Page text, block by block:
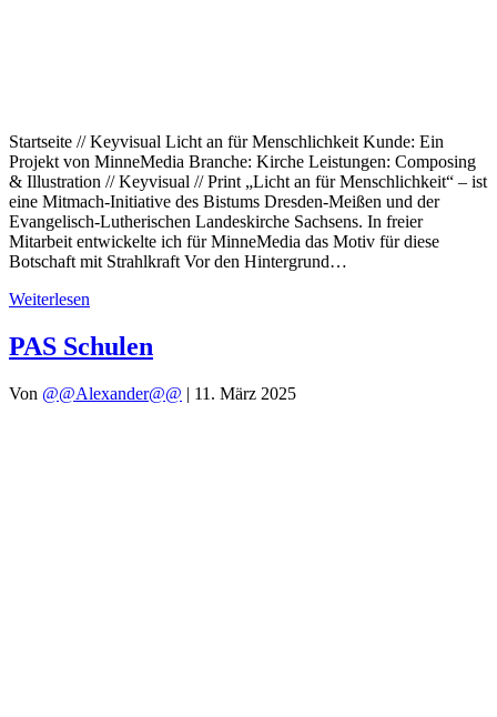
Startseite // Keyvisual Licht an für Menschlichkeit Kunde: Ein
Projekt von MinneMedia Branche: Kirche Leistungen: Composing
& Illustration // Keyvisual // Print „Licht an für Menschlichkeit“ – ist
eine Mitmach-Initiative des Bistums Dresden-Meißen und der
Evangelisch-Lutherischen Landeskirche Sachsens. In freier
Mitarbeit entwickelte ich für MinneMedia das Motiv für diese
Botschaft mit Strahlkraft Vor den Hintergrund…
Weiterlesen
PAS Schulen
Von @@Alexander@@ | 11. März 2025